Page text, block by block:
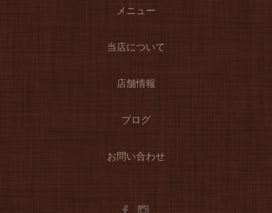
メニュー
当店について
店舗情報
ブログ
お問い合わせ